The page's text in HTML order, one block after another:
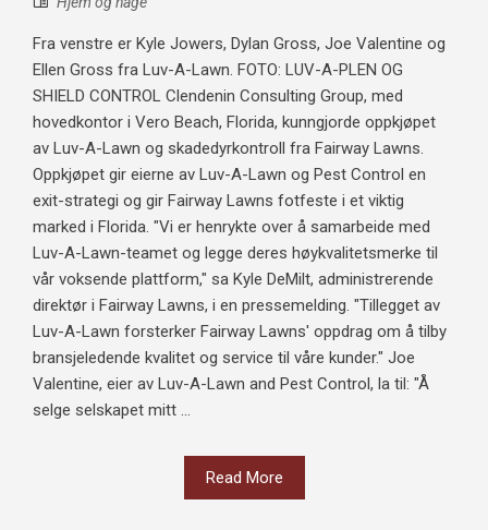
Fra venstre er Kyle Jowers, Dylan Gross, Joe Valentine og
Ellen Gross fra Luv-A-Lawn. FOTO: LUV-A-PLEN OG
SHIELD CONTROL Clendenin Consulting Group, med
hovedkontor i Vero Beach, Florida, kunngjorde oppkjøpet
av Luv-A-Lawn og skadedyrkontroll fra Fairway Lawns.
Oppkjøpet gir eierne av Luv-A-Lawn og Pest Control en
exit-strategi og gir Fairway Lawns fotfeste i et viktig
marked i Florida. "Vi er henrykte over å samarbeide med
Luv-A-Lawn-teamet og legge deres høykvalitetsmerke til
vår voksende plattform," sa Kyle DeMilt, administrerende
direktør i Fairway Lawns, i en pressemelding. "Tillegget av
Luv-A-Lawn forsterker Fairway Lawns' oppdrag om å tilby
bransjeledende kvalitet og service til våre kunder." Joe
Valentine, eier av Luv-A-Lawn and Pest Control, la til: "Å
selge selskapet mitt ...
Read More